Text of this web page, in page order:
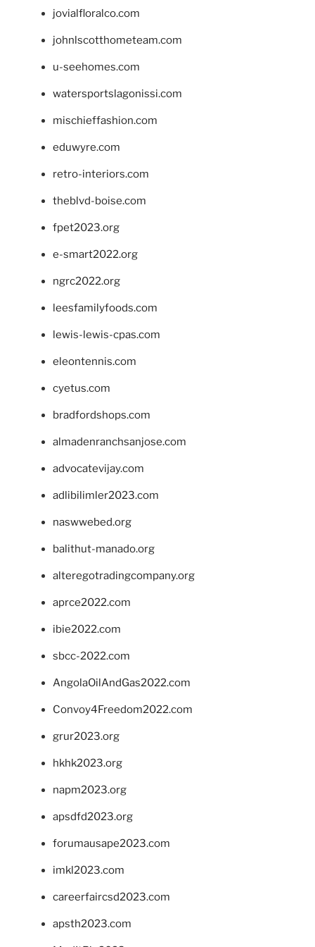
jovialfloralco.com
johnlscotthometeam.com
u-seehomes.com
watersportslagonissi.com
mischieffashion.com
eduwyre.com
retro-interiors.com
theblvd-boise.com
fpet2023.org
e-smart2022.org
ngrc2022.org
leesfamilyfoods.com
lewis-lewis-cpas.com
eleontennis.com
cyetus.com
bradfordshops.com
almadenranchsanjose.com
advocatevijay.com
adlibilimler2023.com
naswwebed.org
balithut-manado.org
alteregotradingcompany.org
aprce2022.com
ibie2022.com
sbcc-2022.com
AngolaOilAndGas2022.com
Convoy4Freedom2022.com
grur2023.org
hkhk2023.org
napm2023.org
apsdfd2023.org
forumausape2023.com
imkl2023.com
careerfaircsd2023.com
apsth2023.com